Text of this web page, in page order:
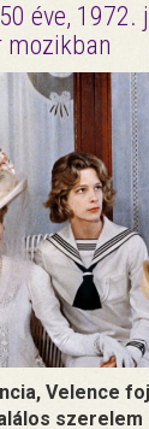
éve, 1972.
mozikban
Velence